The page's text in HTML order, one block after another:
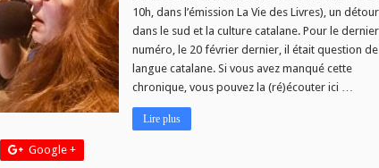
LANGUE
CATALANE
10h, dans l’émission La Vie des Livres), un détour
dans le sud et la culture catalane. Pour le dernier
numéro, le 20 février dernier, il était question de
langue catalane. Si vous avez manqué cette
chronique, vous pouvez la (ré)écouter ici …
Lire plus
Google +